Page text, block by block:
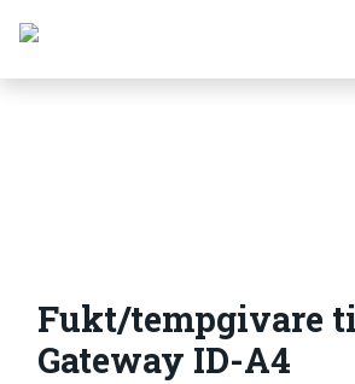
Fukt/tempgivare
Gateway ID-A4